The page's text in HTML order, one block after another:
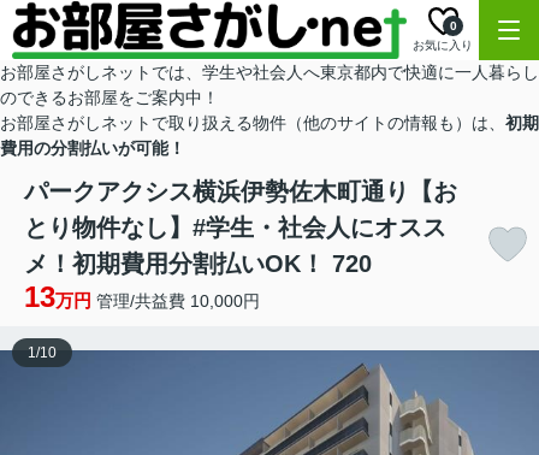
お気に入り
0
お部屋さがしネットでは、学生や社会人へ東京都内で快適に一人暮らし
のできるお部屋をご案内中！
お部屋さがしネットで取り扱える物件（他のサイトの情報も）は、 初期
費用の分割払いが可能！
パークアクシス横浜伊勢佐木町通り【お
とり物件なし】#学生・社会人にオスス
メ！初期費用分割払いOK！ 720
13万円 管理/共益費 10,000円
1/10